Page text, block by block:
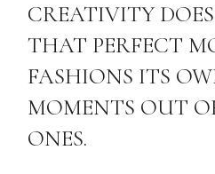
CREATIVITY
THAT PERFECT
FASHIONS ITS
MOMENTS OUT
ONES.